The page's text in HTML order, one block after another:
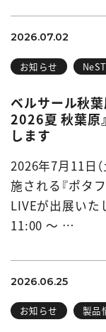
2026.07.02
お知らせ
ベルサール秋
2026夏 秋葉原
します
2026年7月11日
施される『ポタ
LIVEが出展いた
11:00 ～ …
2026.06.25
お知らせ 製品